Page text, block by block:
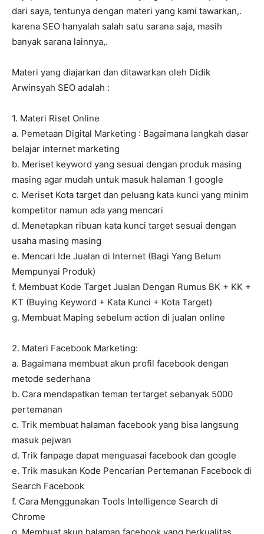
dari saya, tentunya dengan materi yang kami tawarkan,.
karena SEO hanyalah salah satu sarana saja, masih
banyak sarana lainnya,.
Materi yang diajarkan dan ditawarkan oleh Didik
Arwinsyah SEO adalah :
1. Materi Riset Online
a. Pemetaan Digital Marketing : Bagaimana langkah dasar
belajar internet marketing
b. Meriset keyword yang sesuai dengan produk masing
masing agar mudah untuk masuk halaman 1 google
c. Meriset Kota target dan peluang kata kunci yang minim
kompetitor namun ada yang mencari
d. Menetapkan ribuan kata kunci target sesuai dengan
usaha masing masing
e. Mencari Ide Jualan di Internet (Bagi Yang Belum
Mempunyai Produk)
f. Membuat Kode Target Jualan Dengan Rumus BK + KK +
KT (Buying Keyword + Kata Kunci + Kota Target)
g. Membuat Maping sebelum action di jualan online
2. Materi Facebook Marketing:
a. Bagaimana membuat akun profil facebook dengan
metode sederhana
b. Cara mendapatkan teman tertarget sebanyak 5000
pertemanan
c. Trik membuat halaman facebook yang bisa langsung
masuk pejwan
d. Trik fanpage dapat menguasai facebook dan google
e. Trik masukan Kode Pencarian Pertemanan Facebook di
Search Facebook
f. Cara Menggunakan Tools Intelligence Search di
Chrome